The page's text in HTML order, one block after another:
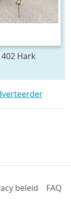
Hark
beleid FAQ